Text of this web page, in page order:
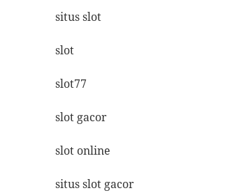
situs slot
slot
slot77
slot gacor
slot online
situs slot gacor